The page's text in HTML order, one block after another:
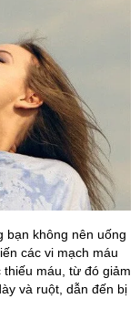
bạn không nên uống
các vi mạch máu
máu, từ đó giảm
và ruột, dẫn đến bị